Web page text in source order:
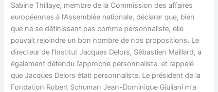
Sabine Thillaye, membre de la Commission des affaires
européennes à l’Assemblée nationale, déclarer que, bien
que ne se définissant pas comme personnaliste, elle
pouvait rejoindre un bon nombre de nos propositions. Le
directeur de l’Institut Jacques Delors, Sébastien Maillard, a
également défendu l’approche personnaliste et rappelé
que Jacques Delors était personnaliste. Le président de la
Fondation Robert Schuman Jean-Dominique Giuliani m’a